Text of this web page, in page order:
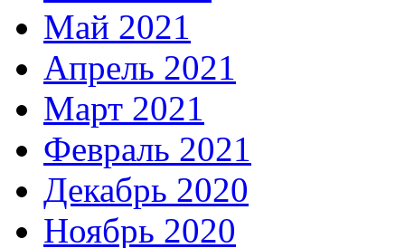
Май 2021
Апрель 2021
Март 2021
Февраль 2021
Декабрь 2020
Ноябрь 2020